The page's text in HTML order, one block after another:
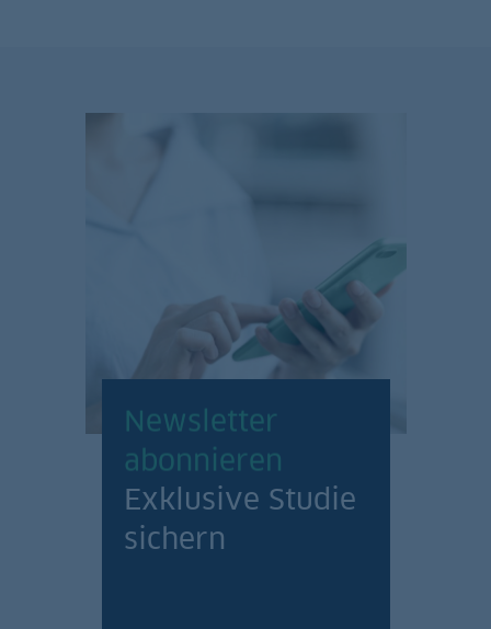
Newsletter
abonnieren
Exklusive Studie
sichern